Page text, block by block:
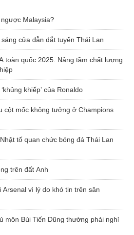
Malaysia?
cửa dẫn dắt tuyển Thái Lan
toàn quốc 2025: Nâng tầm chất lượng
khiếp’ của Ronaldo
cột mốc không tưởng ở Champions
tố quan chức bóng đá Thái Lan
trên đất Anh
vì lý do khó tin trên sân
môn Bùi Tiến Dũng thường phải nghỉ